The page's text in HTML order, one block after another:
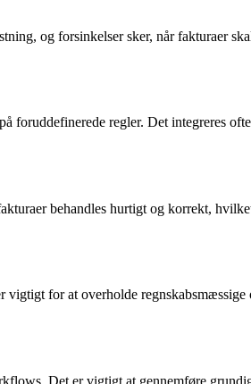
og forsinkelser sker, når fakturaer
regler. Det integreres
behandles hurtigt og korrekt,
vigtigt for at overholde
Det er vigtigt at gennemføre